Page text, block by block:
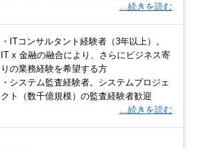
…続きを読む
・ITコンサルタント経験者（3年以上）。
IT x 金融の融合により、さらにビジネス寄
りの業務経験を希望する方
・システム監査経験者。システムプロジェ
クト（数千億規模）の監査経験者歓迎
…続きを読む